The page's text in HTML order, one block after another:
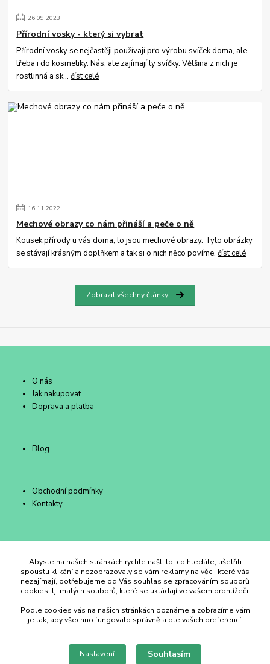
26.09.2023
Přírodní vosky - který si vybrat
Přírodní vosky se nejčastěji používají pro výrobu svíček doma, ale
třeba i do kosmetiky. Nás, ale zajímají ty svíčky. Většina z nich je
rostlinná a sk...číst celé
16.11.2022
Mechové obrazy co nám přináší a peče o ně
Kousek přírody u vás doma, to jsou mechové obrazy. Tyto obrázky
se stávají krásným doplňkem a tak si o nich něco povíme.číst celé
Zobrazit všechny články
O nás
Jak nakupovat
Doprava a platba
Blog
Obchodní podmínky
Kontakty
Duhový Ateliér Kroměříž
+420 734 258 002
duhovyatelier@email.cz
Abyste na našich stránkách rychle našli to, co hledáte, ušetřili
spoustu klikání a nezobrazovaly se vám reklamy na věci, které vás
nezajímají, potřebujeme od Vás souhlas se zpracováním souborů
cookies, tj. malých souborů, které se ukládají ve vašem prohlížeči.
Podle cookies vás na našich stránkách poznáme a zobrazíme vám
je tak, aby všechno fungovalo správně a dle vašich preferencí.
Nastavení Souhlasím